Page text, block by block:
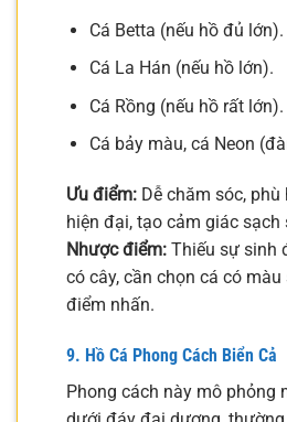
Cá Betta (nếu hồ đủ lớn).
Cá La Hán (nếu hồ lớn).
Cá Rồng (nếu hồ rất lớn).
Cá bảy màu, cá Neon
Ưu điểm: Dễ chăm sóc,
hiện đại, tạo cảm giác sạch
Nhược điểm: Thiếu sự sinh
có cây, cần chọn cá có
điểm nhấn.
9. Hồ Cá Phong Cách Biển Cả
Phong cách này mô phỏng